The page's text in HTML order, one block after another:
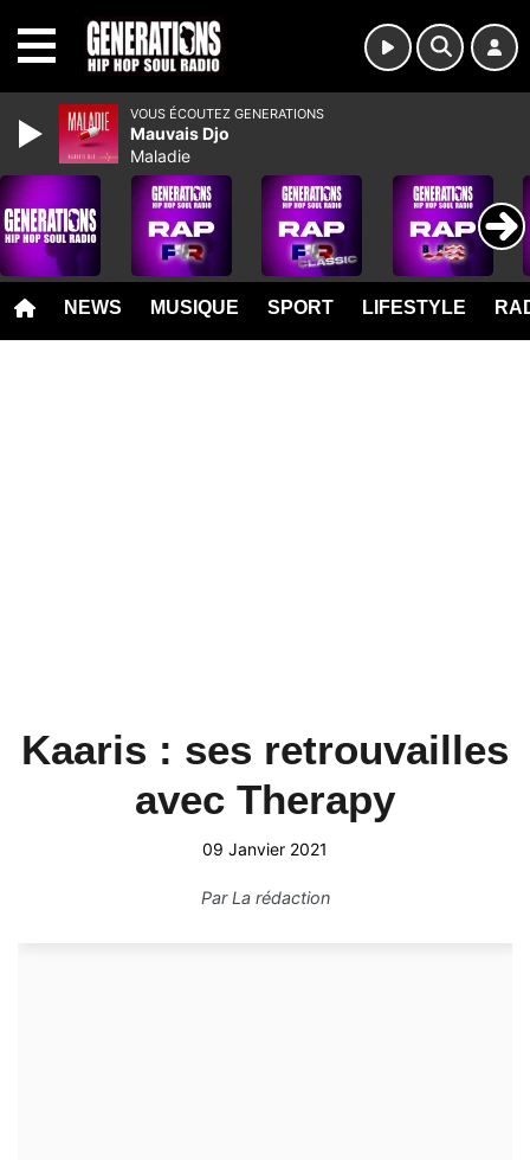
NEWS MUSIQUE SPORT LIFESTYLE
Kaaris : ses retrouvailles
avec Therapy
09 Janvier 2021
ParLa rédaction
VOUS ÉCOUTEZ GENERATIONS
Mauvais Djo
Maladie